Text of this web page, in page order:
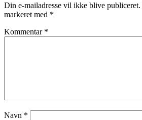
Din e-mailadresse vil ikke blive publiceret.
markeret med *
Kommentar *
Navn *